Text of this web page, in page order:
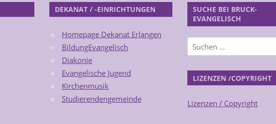
DEKANAT / -EINRICHTUNGEN
Homepage Dekanat Erlangen
BildungEvangelisch
Diakonie
Evangelische Jugend
Kirchenmusik
Studierendengemeinde
SUCHE BEI BRUCK-
EVANGELISCH
LIZENZEN /COPYRIGHT
Lizenzen / Copyright